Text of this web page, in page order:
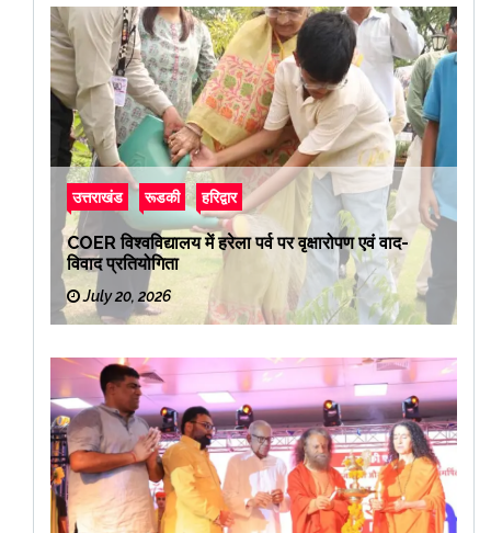
उत्तराखंड रूडकी हरिद्वार
COER विश्वविद्यालय में हरेला पर्व पर वृक्षारोपण एवं वाद-
विवाद प्रतियोगिता
July 20, 2026